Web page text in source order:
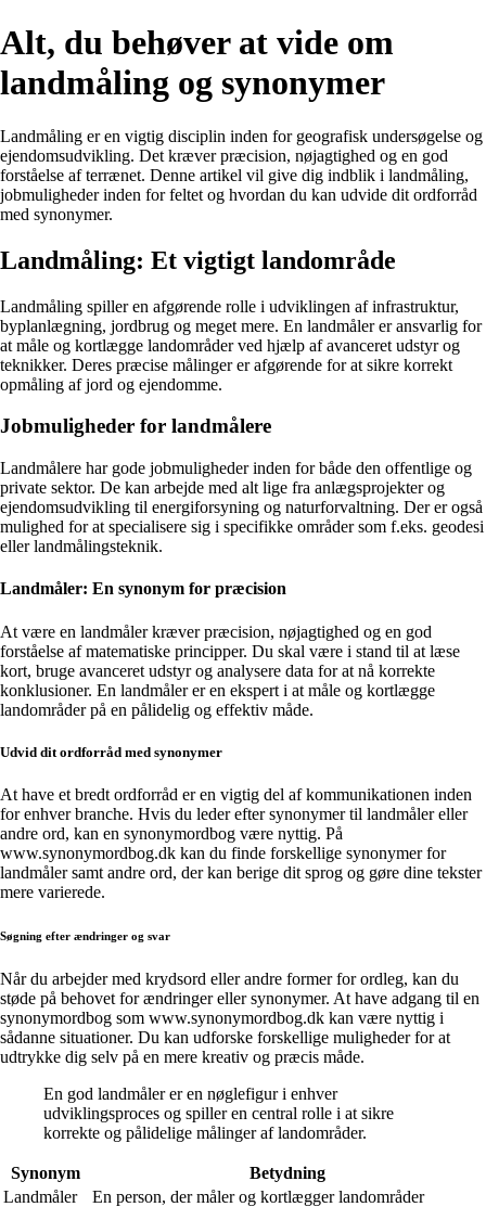
Alt, du behøver at vide om
landmåling og synonymer
Landmåling er en vigtig disciplin inden for geografisk undersøgelse og
ejendomsudvikling. Det kræver præcision, nøjagtighed og en god
forståelse af terrænet. Denne artikel vil give dig indblik i landmåling,
jobmuligheder inden for feltet og hvordan du kan udvide dit ordforråd
med synonymer.
Landmåling: Et vigtigt landområde
Landmåling spiller en afgørende rolle i udviklingen af infrastruktur,
byplanlægning, jordbrug og meget mere. En landmåler er ansvarlig for
at måle og kortlægge landområder ved hjælp af avanceret udstyr og
teknikker. Deres præcise målinger er afgørende for at sikre korrekt
opmåling af jord og ejendomme.
Jobmuligheder for landmålere
Landmålere har gode jobmuligheder inden for både den offentlige og
private sektor. De kan arbejde med alt lige fra anlægsprojekter og
ejendomsudvikling til energiforsyning og naturforvaltning. Der er også
mulighed for at specialisere sig i specifikke områder som f.eks. geodesi
eller landmålingsteknik.
Landmåler: En synonym for præcision
At være en landmåler kræver præcision, nøjagtighed og en god
forståelse af matematiske principper. Du skal være i stand til at læse
kort, bruge avanceret udstyr og analysere data for at nå korrekte
konklusioner. En landmåler er en ekspert i at måle og kortlægge
landområder på en pålidelig og effektiv måde.
Udvid dit ordforråd med synonymer
At have et bredt ordforråd er en vigtig del af kommunikationen inden
for enhver branche. Hvis du leder efter synonymer til landmåler eller
andre ord, kan en synonymordbog være nyttig. På
www.synonymordbog.dk kan du finde forskellige synonymer for
landmåler samt andre ord, der kan berige dit sprog og gøre dine tekster
mere varierede.
Søgning efter ændringer og svar
Når du arbejder med krydsord eller andre former for ordleg, kan du
støde på behovet for ændringer eller synonymer. At have adgang til en
synonymordbog som www.synonymordbog.dk kan være nyttig i
sådanne situationer. Du kan udforske forskellige muligheder for at
udtrykke dig selv på en mere kreativ og præcis måde.
En god landmåler er en nøglefigur i enhver
udviklingsproces og spiller en central rolle i at sikre
korrekte og pålidelige målinger af landområder.
Synonym
Betydning
Landmåler
En person, der måler og kortlægger landområder